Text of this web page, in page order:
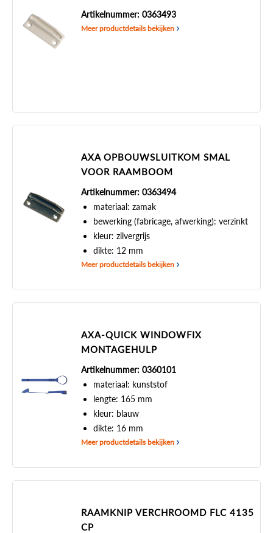
Artikelnummer: 0363493
Meer productdetails bekijken
AXA OPBOUWSLUITKOM SMAL
VOOR RAAMBOOM
Artikelnummer: 0363494
materiaal: zamak
bewerking (fabricage, afwerking): verzinkt
kleur: zilvergrijs
dikte: 12 mm
Meer productdetails bekijken
AXA-QUICK WINDOWFIX
MONTAGEHULP
Artikelnummer: 0360101
materiaal: kunststof
lengte: 165 mm
kleur: blauw
dikte: 16 mm
Meer productdetails bekijken
RAAMKNIP VERCHROOMD FLC 4135
CP